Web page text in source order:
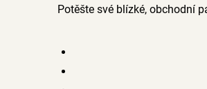
Potěšte své blízké, obchodní